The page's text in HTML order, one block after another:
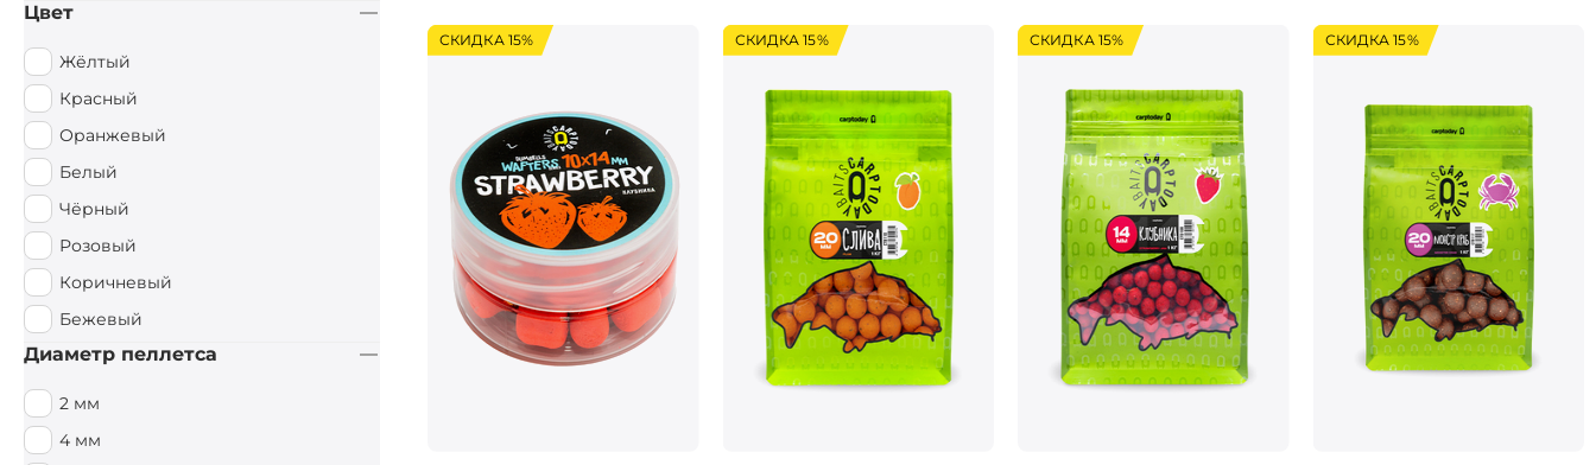
СКИДКА 15% СКИДКА 15% СКИДКА 15% СКИДКА 15%
Мульти Фиш
Мульти Фрукт
Мясной
Орех
Острые Специи
Осьминог
Палтус
Перец чили
Пряный
Рыбный
Цвет
Жёлтый
Красный
Оранжевый
Белый
Чёрный
Розовый
Коричневый
Бежевый
Диаметр пеллетса
2 мм
4 мм